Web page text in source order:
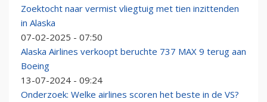
Zoektocht naar vermist vliegtuig met tien inzittenden
in Alaska
07-02-2025 - 07:50
Alaska Airlines verkoopt beruchte 737 MAX 9 terug aan
Boeing
13-07-2024 - 09:24
Onderzoek: Welke airlines scoren het beste in de VS?